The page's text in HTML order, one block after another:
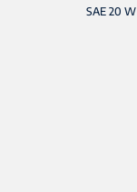
SAE 20 W